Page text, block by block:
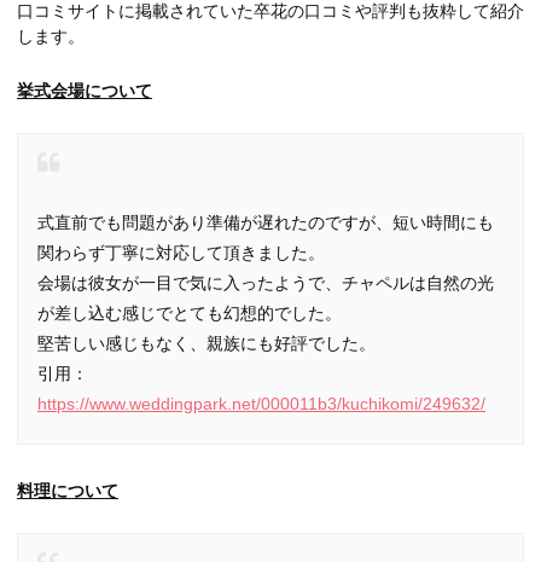
口コミサイトに掲載されていた卒花の口コミや評判も抜粋して紹介
します。
挙式会場について
式直前でも問題があり準備が遅れたのですが、短い時間にも
関わらず丁寧に対応して頂きました。
会場は彼女が一目で気に入ったようで、チャペルは自然の光
が差し込む感じでとても幻想的でした。
堅苦しい感じもなく、親族にも好評でした。
引用：
https://www.weddingpark.net/000011b3/kuchikomi/249632/
料理について